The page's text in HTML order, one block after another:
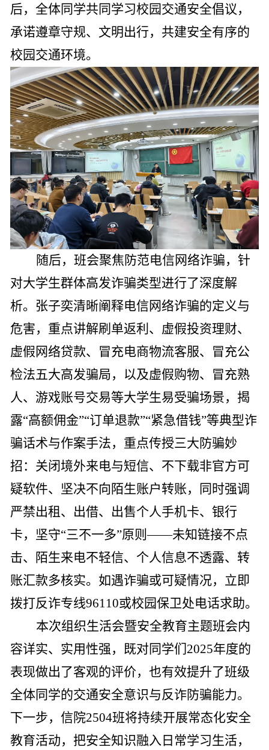
后，全体同学共同学习校园交通安全倡议，
承诺遵章守规、文明出行，共建安全有序的
校园交通环境。
随后，班会聚焦防范电信网络诈骗，针
对大学生群体高发诈骗类型进行了深度解
析。张子奕清晰阐释电信网络诈骗的定义与
危害，重点讲解刷单返利、虚假投资理财、
虚假网络贷款、冒充电商物流客服、冒充公
检法五大高发骗局，以及虚假购物、冒充熟
人、游戏账号交易等大学生易受骗场景，揭
露“高额佣金”“订单退款”“紧急借钱”等典型诈
骗话术与作案手法，重点传授三大防骗妙
招：关闭境外来电与短信、不下载非官方可
疑软件、坚决不向陌生账户转账，同时强调
严禁出租、出借、出售个人手机卡、银行
卡，坚守“三不一多”原则——未知链接不点
击、陌生来电不轻信、个人信息不透露、转
账汇款多核实。如遇诈骗或可疑情况，立即
拨打反诈专线96110或校园保卫处电话求助。
本次组织生活会暨安全教育主题班会内
容详实、实用性强，既对同学们2025年度的
表现做出了客观的评价，也有效提升了班级
全体同学的交通安全意识与反诈防骗能力。
下一步，信院2504班将持续开展常态化安全
教育活动，把安全知识融入日常学习生活，